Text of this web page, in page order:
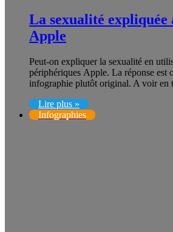
La sexualité expliquée
Apple
Peut-on expliquer la sexualité en
périphériques Apple. La réponse est
infographie plutôt original. A voir en
Lire plus »
Infographies